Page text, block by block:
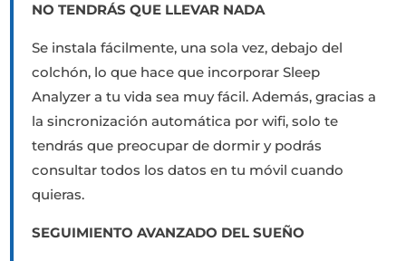
NO TENDRÁS QUE LLEVAR NADA
Se instala fácilmente, una sola vez, debajo del
colchón, lo que hace que incorporar Sleep
Analyzer a tu vida sea muy fácil. Además, gracias a
la sincronización automática por wifi, solo te
tendrás que preocupar de dormir y podrás
consultar todos los datos en tu móvil cuando
quieras.
SEGUIMIENTO AVANZADO DEL SUEÑO